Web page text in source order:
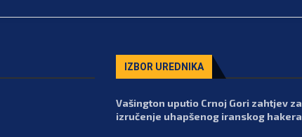
IZBOR UREDNIKA
Vašington uputio Crnoj Gori zahtjev za
izručenje uhapšenog iranskog hakera